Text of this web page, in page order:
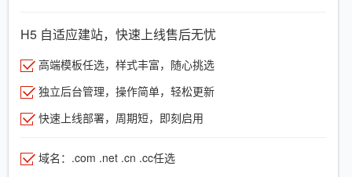
H5 自适应建站，快速上线售后无忧
高端模板任选，样式丰富，随心挑选
独立后台管理，操作简单，轻松更新
快速上线部署，周期短，即刻启用
域名：.com .net .cn .cc任选